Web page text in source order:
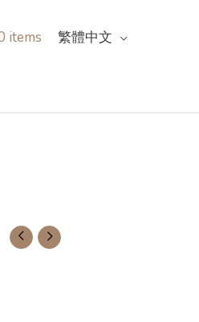
items 繁體中文